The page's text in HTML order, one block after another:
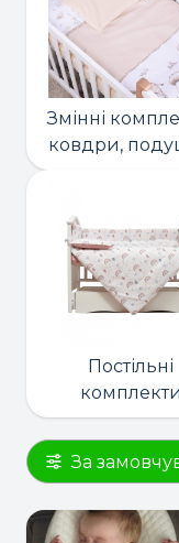
Змінні
ковдри,
Постільні
комплекти
За